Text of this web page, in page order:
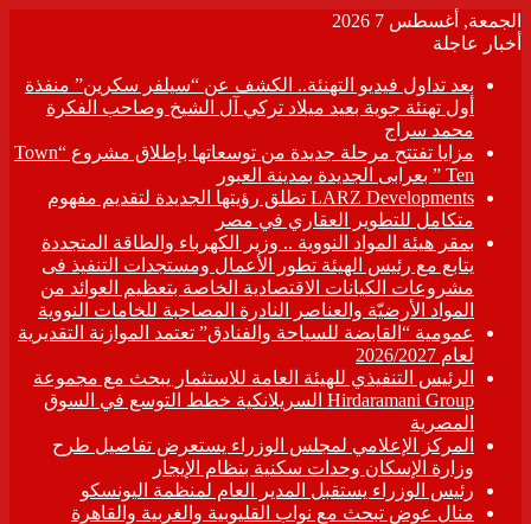
الجمعة, أغسطس 7 2026
أخبار عاجلة
بعد تداول فيديو التهنئة.. الكشف عن “سيلفر سكرين” منفذة
أول تهنئة جوية بعيد ميلاد تركي آل الشيخ وصاحب الفكرة
محمد سراج
مزايا تفتتح مرحلة جديدة من توسعاتها بإطلاق مشروع “Town
Ten ” بعرابى الجديدة بمدينة العبور
LARZ Developments تطلق رؤيتها الجديدة لتقديم مفهوم
متكامل للتطوير العقاري في مصر
بمقر هيئة المواد النووية .. وزير الكهرباء والطاقة المتجددة
يتابع مع رئيس الهيئة تطور الأعمال ومستجدات التنفيذ فى
مشروعات الكيانات الاقتصادية الخاصة بتعظيم العوائد من
المواد الأرضيّة والعناصر النادرة المصاحبة للخامات النووية
عمومية “القابضة للسياحة والفنادق” تعتمد الموازنة التقديرية
لعام 2026/2027
الرئيس التنفيذي للهيئة العامة للاستثمار يبحث مع مجموعة
Hirdaramani Group السريلانكية خطط التوسع في السوق
المصرية
المركز الإعلامي لمجلس الوزراء يستعرض تفاصيل طرح
وزارة الإسكان وحدات سكنية بنظام الإيجار
رئيس الوزراء يستقبل المدير العام لمنظمة اليونسكو
منال عوض تبحث مع نواب القليوبية والغربية والقاهرة